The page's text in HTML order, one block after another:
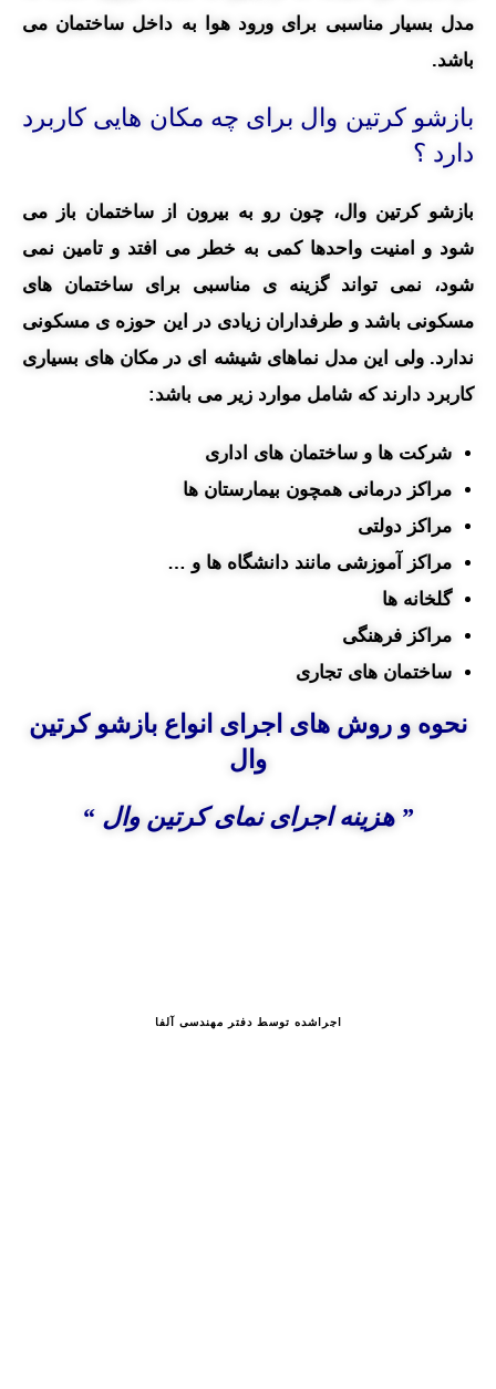
مدل بسیار مناسبی برای ورود هوا به داخل ساختمان می
باشد.
بازشو کرتین وال برای چه مکان هایی کاربرد
دارد ؟
بازشو کرتین وال، چون رو به بیرون از ساختمان باز می
شود و امنیت واحدها کمی به خطر می افتد و تامین نمی
شود، نمی تواند گزینه ی مناسبی برای ساختمان های
مسکونی باشد و طرفداران زیادی در این حوزه ی مسکونی
ندارد. ولی این مدل نماهای شیشه ای در مکان های بسیاری
کاربرد دارند که شامل موارد زیر می باشد:
شرکت ها و ساختمان های اداری
مراکز درمانی همچون بیمارستان ها
مراکز دولتی
مراکز آموزشی مانند دانشگاه ها و …
گلخانه ها
مراکز فرهنگی
ساختمان های تجاری
نحوه و روش های اجرای انواع بازشو کرتین
وال
” هزینه اجرای نمای کرتین وال “
اجراشده توسط دفتر مهندسی آلفا